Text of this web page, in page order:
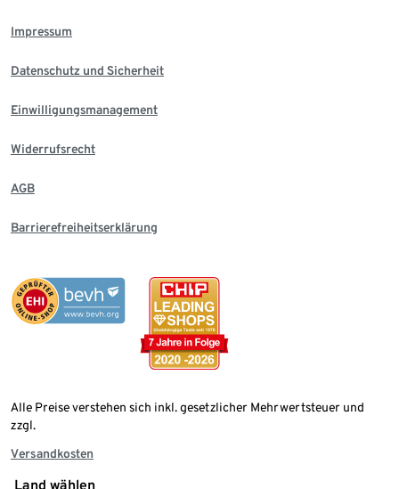
Impressum
Datenschutz und Sicherheit
Einwilligungsmanagement
Widerrufsrecht
AGB
Barrierefreiheitserklärung
Alle Preise verstehen sich inkl. gesetzlicher Mehrwertsteuer und
zzgl.
Versandkosten
Land wählen